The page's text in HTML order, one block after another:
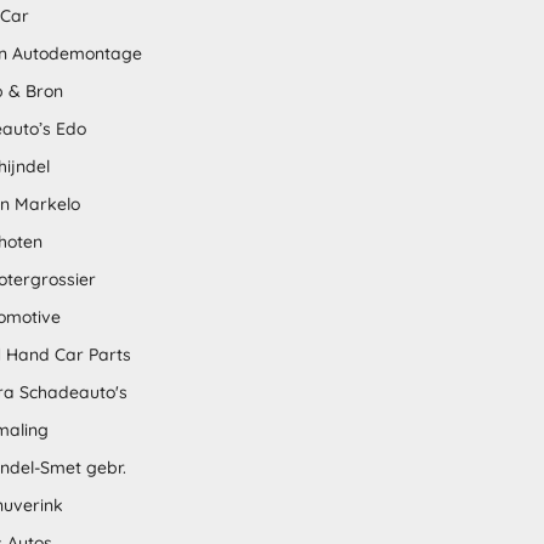
Autodemontage
& Bron
Edo
Markelo
Hand Car Parts
Schadeauto's
Smet gebr.